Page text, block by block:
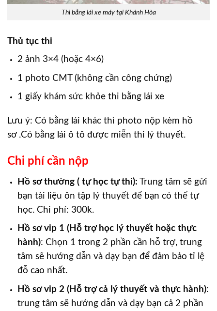
Thi bằng lái xe máy tại Khánh Hòa
Thủ tục thi
2 ảnh 3×4 (hoặc 4×6)
1 photo CMT (không cần công chứng)
1 giấy khám sức khỏe thi bằng lái xe
Lưu ý: Có bằng lái khác thì photo nộp kèm hồ
sơ .Có bằng lái ô tô được miễn thi lý thuyết.
Chi phí cần nộp
Hồ sơ thường ( tự học tự thi): Trung tâm sẽ gửi
bạn tài liệu ôn tập lý thuyết để bạn có thể tự
học. Chi phí: 300k.
Hồ sơ vip 1 (Hỗ trợ học lý thuyết hoặc thực
hành): Chọn 1 trong 2 phần cần hỗ trợ, trung
tâm sẽ hướng dẫn và dạy bạn để đảm bảo tỉ lệ
đỗ cao nhất.
Hồ sơ vip 2 (Hỗ trợ cả lý thuyết và thực hành):
trung tâm sẽ hướng dẫn và dạy bạn cả 2 phần